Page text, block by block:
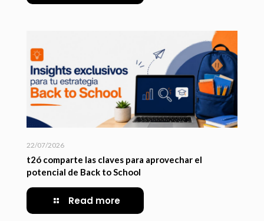
22/07/2026
t2ó comparte las claves para aprovechar el
potencial de Back to School
Read more